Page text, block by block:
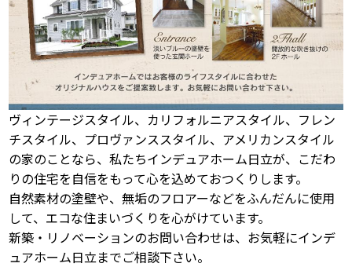
ヴィンテージスタイル、カリフォルニアスタイル、フレン
チスタイル、プロヴァンススタイル、アメリカンスタイル
の家のことなら、私たちインデュアホーム日立が、こだわ
りの住宅を自信をもって心を込めておつくりします。
自然素材の塗壁や、無垢のフロアーなどをふんだんに使用
して、エコな住まいづくりを心がけています。
新築・リノベーションのお問い合わせは、お気軽にインデ
ュアホーム日立までご相談下さい。